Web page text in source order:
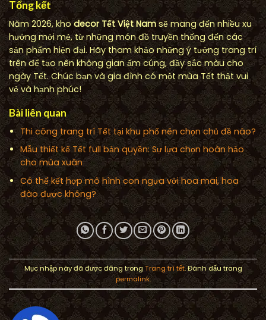
Tổng kết
Năm 2026, khodecor Tết Việt Nam sẽ mang đến nhiều xu
hướng mới mẻ, từ những món đồ truyền thống đến các
sản phẩm hiện đại. Hãy tham khảo những ý tưởng trang trí
trên để tạo nên không gian ấm cúng, đầy sắc màu cho
ngày Tết. Chúc bạn và gia đình có một mùa Tết thật vui
vẻ và hạnh phúc!
Bài liên quan
Thi công trang trí Tết tại khu phố nên chọn chủ đề nào?
Mẫu thiết kế Tết full bản quyền: Sự lựa chọn hoàn hảo
cho mùa xuân
Có thể kết hợp mô hình con ngựa với hoa mai, hoa
đào được không?
Mục nhập này đã được đăng trong Trang trí tết. Đánh dấu trang
permalink.